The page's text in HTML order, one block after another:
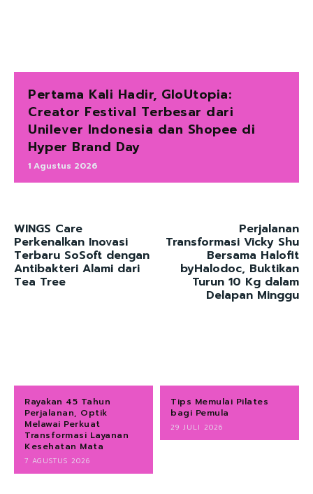
Pertama Kali Hadir, GloUtopia:
Creator Festival Terbesar dari
Unilever Indonesia dan Shopee di
Hyper Brand Day
1 Agustus 2026
WINGS Care
Perkenalkan Inovasi
Terbaru SoSoft dengan
Antibakteri Alami dari
Tea Tree
Perjalanan
Transformasi Vicky Shu
Bersama Halofit
byHalodoc, Buktikan
Turun 10 Kg dalam
Delapan Minggu
Rayakan 45 Tahun
Perjalanan, Optik
Melawai Perkuat
Transformasi Layanan
Kesehatan Mata
7 AGUSTUS 2026
Tips Memulai Pilates
bagi Pemula
29 JULI 2026